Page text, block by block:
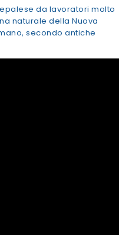
da lavoratori molto
naturale della Nuova
secondo antiche